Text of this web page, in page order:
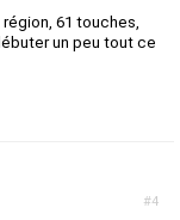
61 touches,
un peu tout ce
#4